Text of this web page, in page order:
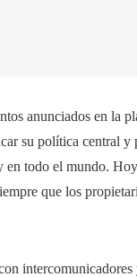
anunciados en la
su política central
en todo el mundo.
que los